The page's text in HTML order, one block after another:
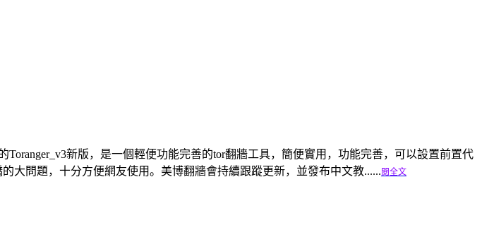
Toranger_v3新版，是一個輕便功能完善的tor翻牆工具，簡便實用，功能完善，可以設置前置代
大問題，十分方便網友使用。美博翻牆會持續跟蹤更新，並發布中文教...... 閱全文